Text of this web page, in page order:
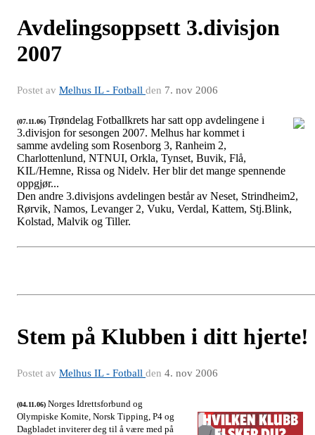
Avdelingsoppsett 3.divisjon
2007
Postet av Melhus IL - Fotball den 7. nov 2006
(07.11.06) Trøndelag Fotballkrets har satt opp avdelingene i
3.divisjon for sesongen 2007. Melhus har kommet i
samme avdeling som Rosenborg 3, Ranheim 2,
Charlottenlund, NTNUI, Orkla, Tynset, Buvik, Flå,
KIL/Hemne, Rissa og Nidelv. Her blir det mange spennende
oppgjør...
Den andre 3.divisjons avdelingen består av Neset, Strindheim2,
Rørvik, Namos, Levanger 2, Vuku, Verdal, Kattem, Stj.Blink,
Kolstad, Malvik og Tiller.
Stem på Klubben i ditt hjerte!
Postet av Melhus IL - Fotball den 4. nov 2006
(04.11.06) Norges Idrettsforbund og
Olympiske Komite, Norsk Tipping, P4 og
Dagbladet inviterer deg til å være med på